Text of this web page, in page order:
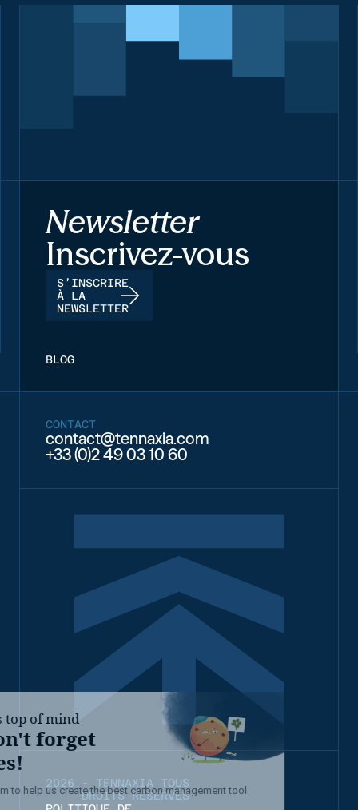
Newsletter
Inscrivez-vous
S’INSCRIRE
À LA
NEWSLETTER
BLOG
CONTACT
contact@tennaxia.com
+33 (0)2 49 03 10 60
2026 - TENNAXIA TOUS
DROITS RÉSERVÉS